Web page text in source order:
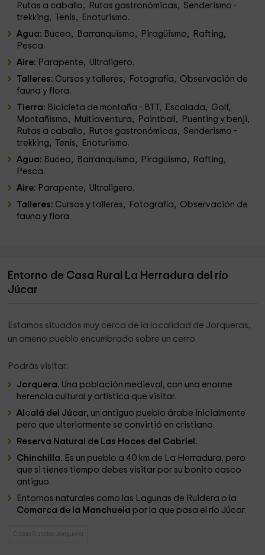
Rutas a caballo, Rutas gastronómicas, Senderismo -
trekking, Tenis, Enoturismo.
Agua: Buceo, Barranquismo, Piragüismo, Rafting,
Pesca.
Aire: Parapente, Ultraligero.
Talleres: Cursos y talleres, Fotografía, Observación de
fauna y flora.
Tierra: Bicicleta de montaña - BTT, Escalada, Golf,
Montañismo, Multiaventura, Paintball, Puenting y benji,
Rutas a caballo, Rutas gastronómicas, Senderismo -
trekking, Tenis, Enoturismo.
Agua: Buceo, Barranquismo, Piragüismo, Rafting,
Pesca.
Aire: Parapente, Ultraligero.
Talleres: Cursos y talleres, Fotografía, Observación de
fauna y flora.
Entorno de Casa Rural La Herradura del río
Júcar
Estamos situados muy cerca de la localidad de Jorqueras,
un ameno pueblo encumbrado sobre un cerro.
Podrás visitar:
Jorquera. Una población medieval, con una enorme
herencia cultural y artística que visitar.
Alcalá del Júcar, un antiguo pueblo árabe inicialmente
pero que ulteriormente se convirtió en cristiano.
Reserva Natural de Las Hoces del Cabriel.
Chinchilla. Es un pueblo a 40 km de La Herradura, pero
que si tienes tiempo debes visitar por su bonito casco
antiguo.
Entornos naturales como las Lagunas de Ruidera o la
Comarca de la Manchuela por la que pasa el río Júcar.
Casas Rurales Jorquera